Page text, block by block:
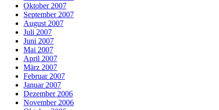
Oktober 2007
September 2007
August 2007
Juli 2007
Juni 2007
Mai 2007
April 2007
März 2007
Februar 2007
Januar 2007
Dezember 2006
November 2006